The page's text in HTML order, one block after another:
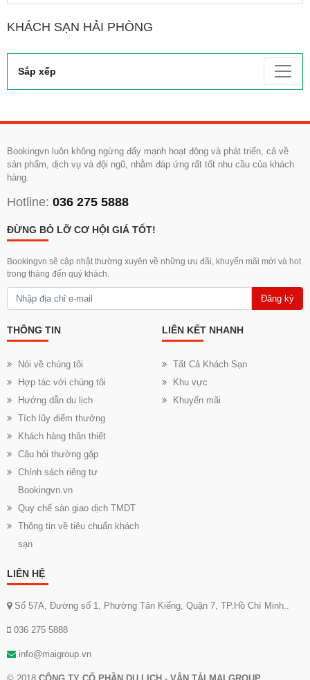
KHÁCH SẠN HẢI PHÒNG
Sắp xếp
Bookingvn luôn không ngừng đẩy mạnh hoạt động và phát triển, cả về
sản phẩm, dịch vụ và đội ngũ, nhằm đáp ứng rất tốt nhu cầu của khách
hàng.
Hotline: 036 275 5888
ĐỪNG BỎ LỠ CƠ HỘI GIÁ TỐT!
Bookingvn sẽ cập nhật thường xuyên về những ưu đãi, khuyến mãi mới và hot
trong tháng đến quý khách.
Đăng ký
THÔNG TIN
Nói về chúng tôi
Hợp tác với chúng tôi
Hướng dẫn du lịch
Tích lũy điểm thưởng
Khách hàng thân thiết
Câu hỏi thường gặp
Chính sách riêng tư
Bookingvn.vn
Quy chế sàn giao dịch TMDT
Thông tin về tiêu chuẩn khách
sạn
LIÊN KẾT NHANH
Tất Cả Khách Sạn
Khu vực
Khuyến mãi
LIÊN HỆ
Số 57A, Đường số 1, Phường Tân Kiểng, Quận 7, TP.Hồ Chí Minh..
036 275 5888
info@maigroup.vn